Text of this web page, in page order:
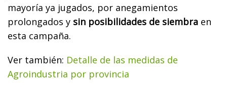
mayoría ya jugados, por anegamientos
prolongados y sin posibilidades de siembra en
esta campaña.
Ver también: Detalle de las medidas de
Agroindustria por provincia